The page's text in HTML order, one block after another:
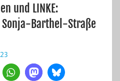
und LINKE:
Barthel-Straße